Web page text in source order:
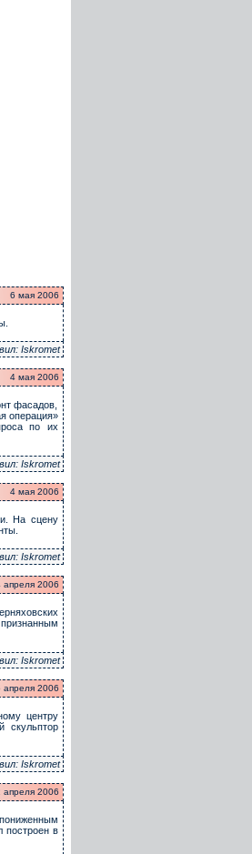
6 мая 2006
Iskromet
4 мая 2006
фасадов,
операция»
по их
Iskromet
4 мая 2006
На сцену
Iskromet
апреля 2006
Iskromet
апреля 2006
центру
скульптор
Iskromet
апреля 2006
построен в